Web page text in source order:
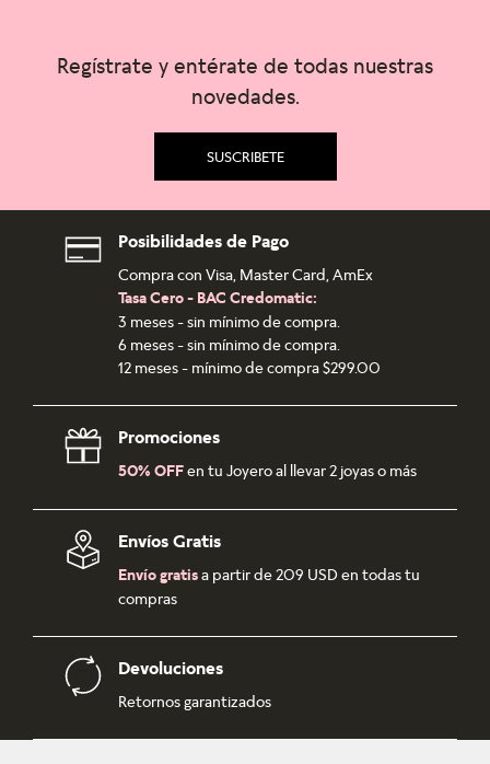
Regístrate y entérate de todas nuestras
novedades.
SUSCRIBETE
Posibilidades de Pago
Compra con Visa, Master Card, AmEx
Tasa Cero - BAC Credomatic:
3 meses - sin mínimo de compra.
6 meses - sin mínimo de compra.
12 meses - mínimo de compra $299.00
Promociones
50% OFFen tu Joyero al llevar 2 joyas o más
Envíos Gratis
Envío gratisa partir de 209 USD en todas tu
compras
Devoluciones
Retornos garantizados